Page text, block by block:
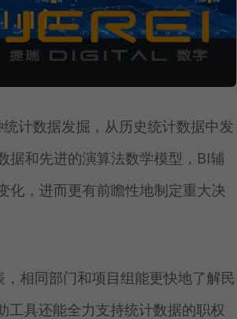
计数据发掘，从历史统计数据中发
据和先进的演算法数学模型，BI辅
化，进而更有前瞻性地制定重大决
相同部门和项目组能更快地了解民
工具还能全力支持统计数据的职权